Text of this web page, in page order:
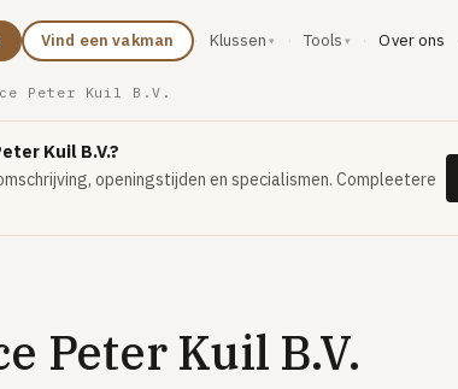
Vind een vakman · Klussen · Tools · Over ons
Peter Kuil B.V.
Kuil B.V.?
openingstijden en specialismen. Compleetere
Peter Kuil B.V.